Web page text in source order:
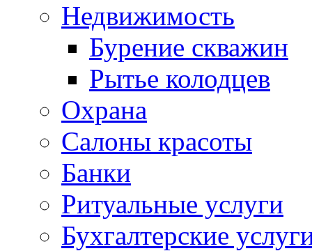
Недвижимость
Бурение скважин
Рытье колодцев
Охрана
Салоны красоты
Банки
Ритуальные услуги
Бухгалтерские